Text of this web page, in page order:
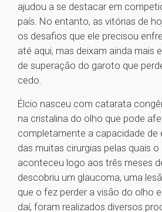
ajudou a se destacar em
país. No entanto, as vitórias de
os desafios que ele precisou
até aqui, mas deixam ainda mais
de superação do garoto que
cedo.
Élcio nasceu com catarata
na cristalina do olho que pode
completamente a capacidade de
das muitas cirurgias pelas quais
aconteceu logo aos três meses
descobriu um glaucoma, uma
que o fez perder a visão do olho
daí, foram realizados diversos